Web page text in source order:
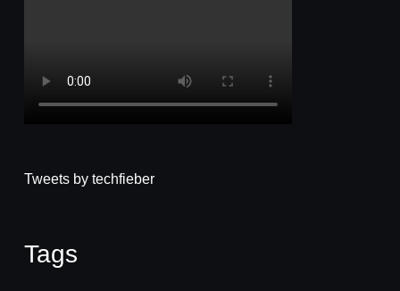
Tweets by techfieber
Tags